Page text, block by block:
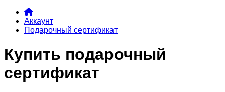
Аккаунт
Подарочный сертификат
Купить подарочный
сертификат